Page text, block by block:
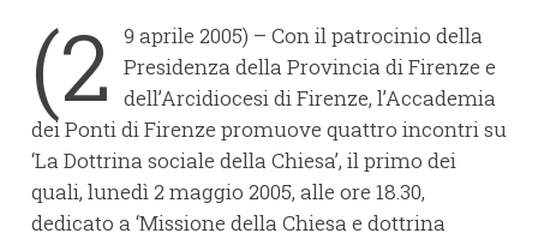
(2
9 aprile 2005) – Con il patrocinio della
Presidenza della Provincia di Firenze e
dell’Arcidiocesi di Firenze, l’Accademia
dei Ponti di Firenze promuove quattro incontri su
‘La Dottrina sociale della Chiesa’, il primo dei
quali, lunedì 2 maggio 2005, alle ore 18.30,
dedicato a ‘Missione della Chiesa e dottrina